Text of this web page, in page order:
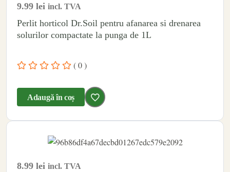
9.99 lei incl. TVA
Perlit horticol Dr.Soil pentru afanarea si drenarea
solurilor compactate la punga de 1L
( 0 )
Adaugă în coș
8.99 lei incl. TVA